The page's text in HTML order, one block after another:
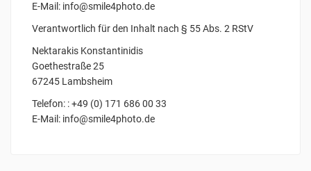
E-Mail: info@smile4photo.de
Verantwortlich für den Inhalt nach § 55 Abs. 2 RStV
Nektarakis Konstantinidis
Goethestraße 25
67245 Lambsheim
Telefon: : +49 (0) 171 686 00 33
E-Mail: info@smile4photo.de